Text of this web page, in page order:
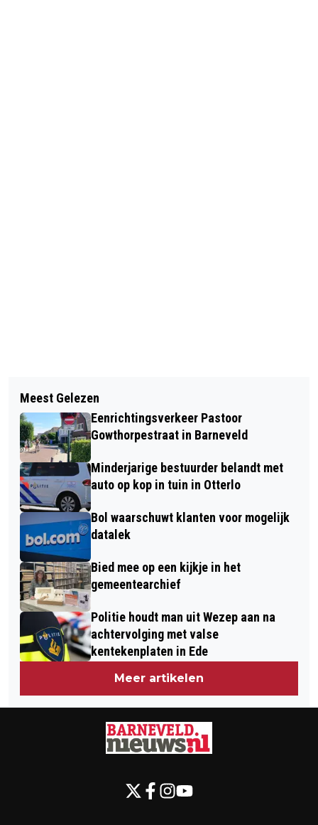
OMROEP GELDERLAND LANCEERT
PODCAST OVER DE NIJMEEGSE
4DAAGSE
LOSLIGGENDE STEENTJES | WEGEN
BUITENGEBIED
Meest Gelezen
Eenrichtingsverkeer Pastoor
Gowthorpestraat in Barneveld
Minderjarige bestuurder belandt met
auto op kop in tuin in Otterlo
Bol waarschuwt klanten voor mogelijk
datalek
Bied mee op een kijkje in het
gemeentearchief
Politie houdt man uit Wezep aan na
achtervolging met valse
kentekenplaten in Ede
Meer artikelen